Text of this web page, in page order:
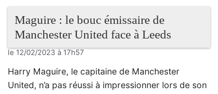
Maguire : le bouc émissaire de
Manchester United face à Leeds
le 12/02/2023 à 17h57
Harry Maguire, le capitaine de Manchester
United, n’a pas réussi à impressionner lors de son